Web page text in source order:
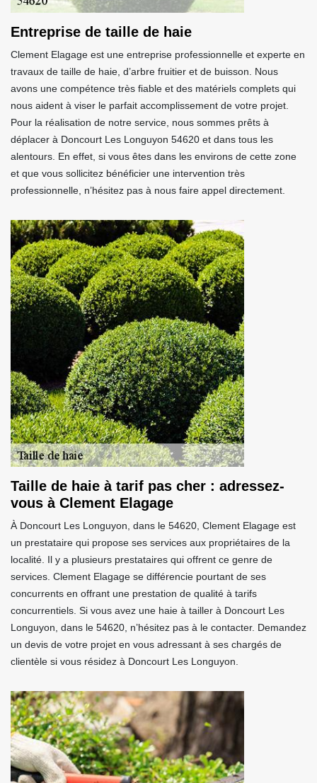
Entreprise de taille de haie
Clement Elagage est une entreprise professionnelle et experte en
travaux de taille de haie, d’arbre fruitier et de buisson. Nous
avons une compétence très fiable et des matériels complets qui
nous aident à viser le parfait accomplissement de votre projet.
Pour la réalisation de notre service, nous sommes prêts à
déplacer à Doncourt Les Longuyon 54620 et dans tous les
alentours. En effet, si vous êtes dans les environs de cette zone
et que vous sollicitez bénéficier une intervention très
professionnelle, n’hésitez pas à nous faire appel directement.
Taille de haie à tarif pas cher : adressez-
vous à Clement Elagage
À Doncourt Les Longuyon, dans le 54620, Clement Elagage est
un prestataire qui propose ses services aux propriétaires de la
localité. Il y a plusieurs prestataires qui offrent ce genre de
services. Clement Elagage se différencie pourtant de ses
concurrents en offrant une prestation de qualité à tarifs
concurrentiels. Si vous avez une haie à tailler à Doncourt Les
Longuyon, dans le 54620, n’hésitez pas à le contacter. Demandez
un devis de votre projet en vous adressant à ses chargés de
clientèle si vous résidez à Doncourt Les Longuyon.